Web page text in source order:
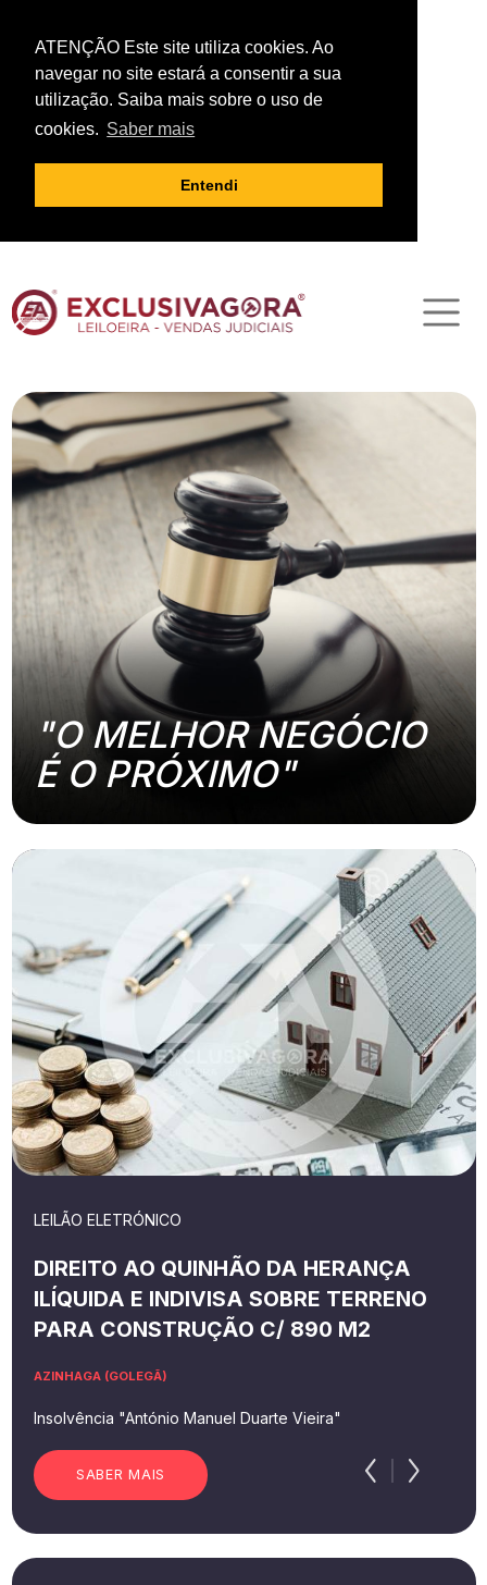
ATENÇÃO Este site utiliza cookies. Ao
navegar no site estará a consentir a sua
utilização. Saiba mais sobre o uso de
cookies. Saber mais
Entendi
"O MELHOR NEGÓCIO
É O PRÓXIMO"
LEILÃO ELETRÓNICO
DIREITO AO QUINHÃO DA HERANÇA
ILÍQUIDA E INDIVISA SOBRE TERRENO
PARA CONSTRUÇÃO C/ 890 M2
AZINHAGA (GOLEGÃ)
Insolvência "António Manuel Duarte Vieira"
SABER MAIS